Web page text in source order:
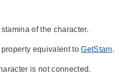
of the character.
equivalent toGetStam.
is not connected.